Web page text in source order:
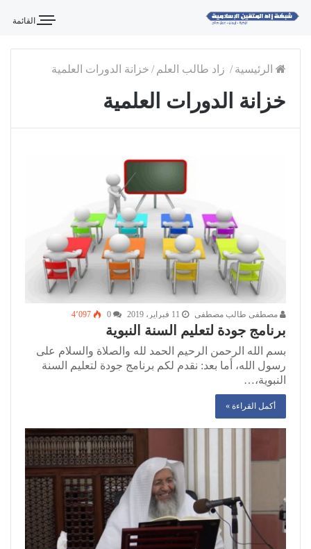
القائمة
الرئيسية / زاد طالب العلم / خزانة الدورات العلمية
خزانة الدورات العلمية
مصطفى طالب مصطفى 11 فبراير، 2019 4٬097
برنامج جودة لتعليم السنة النبوية
بسم الله الرحمن الرحيم الحمد لله والصلاة والسلام على
رسول الله، أما بعد: نقدم لكم برنامج جودة لتعليم السنة
النبوية،…
أكمل القراءة »